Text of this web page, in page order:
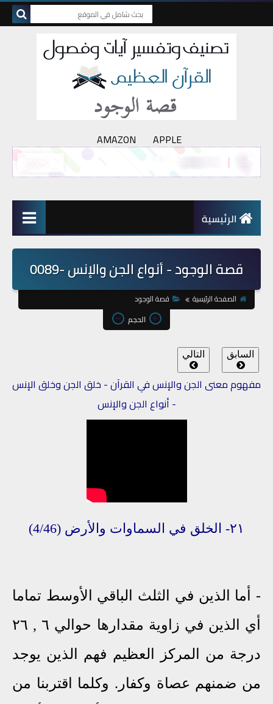
AMAZON APPLE
الرئيسية
قصة الوجود - أنواع الجن والإنس -0089
الصفحة الرئيسية
قصة الوجود
الحجم
السابق التالي
مفهوم معنى الجن والإنس في القرآن - خلق الجن وخلق الإنس
- أنواع الجن والإنس
٢١- الخلق في السماوات والأرض (4/46)
- أما الذين في الثلث الباقي الأوسط تماما
أي الذين في زاوية مقدارها حوالي ٦ , ٢٦
درجة من المركز العظيم فهم الذين يوجد
من ضمنهم عصاة وكفار. وكلما اقتربنا من